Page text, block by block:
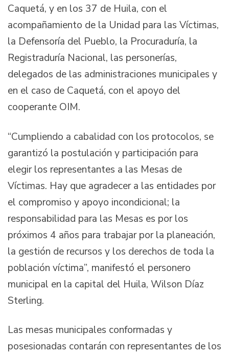
Caquetá, y en los 37 de Huila, con el
acompañamiento de la Unidad para las Víctimas,
la Defensoría del Pueblo, la Procuraduría, la
Registraduría Nacional, las personerías,
delegados de las administraciones municipales y
en el caso de Caquetá, con el apoyo del
cooperante OIM.
“Cumpliendo a cabalidad con los protocolos, se
garantizó la postulación y participación para
elegir los representantes a las Mesas de
Víctimas. Hay que agradecer a las entidades por
el compromiso y apoyo incondicional; la
responsabilidad para las Mesas es por los
próximos 4 años para trabajar por la planeación,
la gestión de recursos y los derechos de toda la
población víctima”, manifestó el personero
municipal en la capital del Huila, Wilson Díaz
Sterling.
Las mesas municipales conformadas y
posesionadas contarán con representantes de los